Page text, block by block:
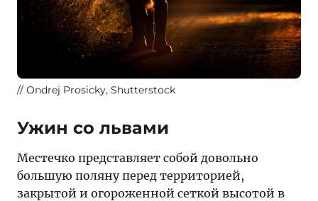
Ondrej Prosicky, Shutterstock
Ужин со львами
Местечко представляет собой довольно
большую поляну перед территорией,
закрытой и огороженной сеткой высотой в